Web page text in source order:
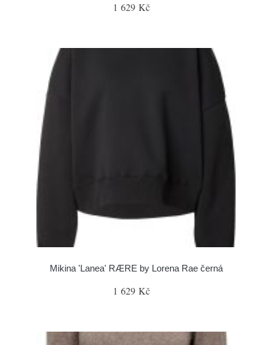
1 629 Kč
Mikina 'Lanea' RÆRE by Lorena Rae černá
1 629 Kč